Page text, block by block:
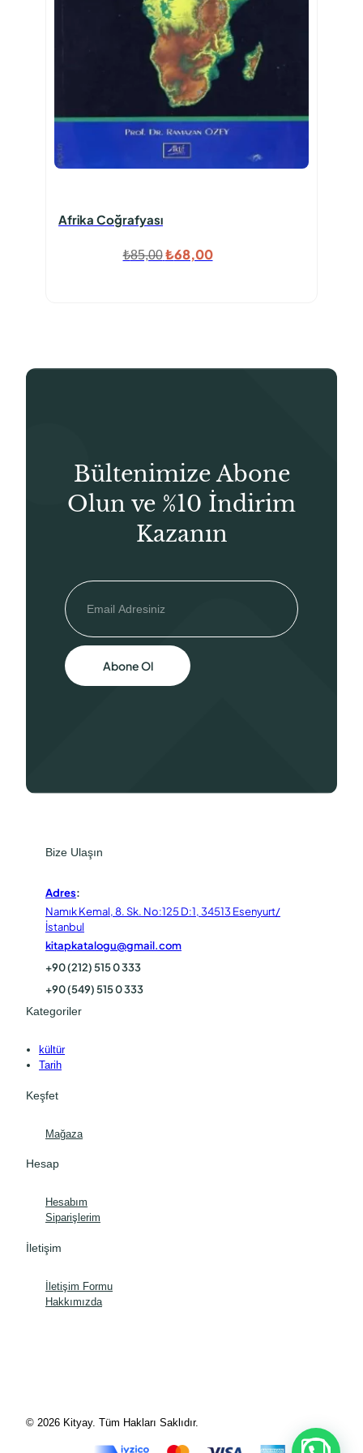
Afrika Coğrafyası
₺85,00 Orijinal
₺68,00Şu
Bültenimize Abone
Olun ve %10 İndirim
Kazanın
Abone Ol
Bize Ulaşın
Adres:
Namık Kemal, 8. Sk. No:125 D:1, 34513 Esenyurt/
İstanbul
kitapkatalogu@gmail.com
+90 (212) 515 0 333
+90 (549) 515 0 333
Kategoriler
kültür
Tarih
Keşfet
Mağaza
Hesap
Hesabım
Siparişlerim
İletişim
İletişim Formu
Hakkımızda
© 2026 Kityay. Tüm Hakları Saklıdır.